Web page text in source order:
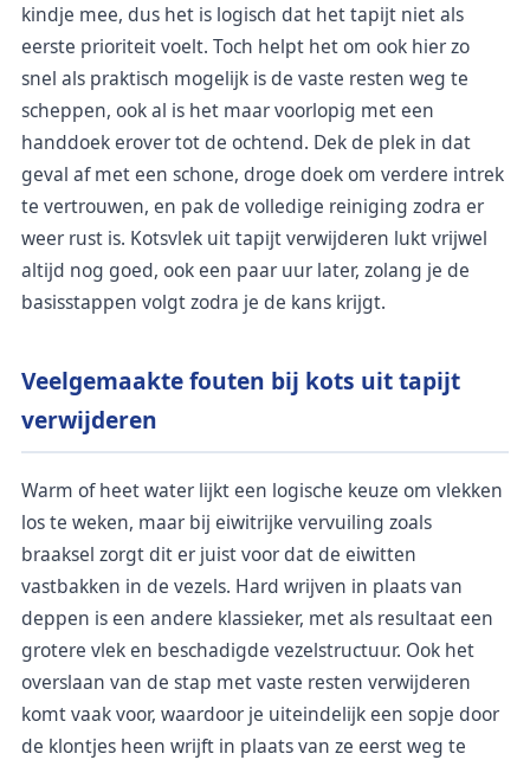
kindje mee, dus het is logisch dat het tapijt niet als
eerste prioriteit voelt. Toch helpt het om ook hier zo
snel als praktisch mogelijk is de vaste resten weg te
scheppen, ook al is het maar voorlopig met een
handdoek erover tot de ochtend. Dek de plek in dat
geval af met een schone, droge doek om verdere intrek
te vertrouwen, en pak de volledige reiniging zodra er
weer rust is. Kotsvlek uit tapijt verwijderen lukt vrijwel
altijd nog goed, ook een paar uur later, zolang je de
basisstappen volgt zodra je de kans krijgt.
Veelgemaakte fouten bij kots uit tapijt
verwijderen
Warm of heet water lijkt een logische keuze om vlekken
los te weken, maar bij eiwitrijke vervuiling zoals
braaksel zorgt dit er juist voor dat de eiwitten
vastbakken in de vezels. Hard wrijven in plaats van
deppen is een andere klassieker, met als resultaat een
grotere vlek en beschadigde vezelstructuur. Ook het
overslaan van de stap met vaste resten verwijderen
komt vaak voor, waardoor je uiteindelijk een sopje door
de klontjes heen wrijft in plaats van ze eerst weg te